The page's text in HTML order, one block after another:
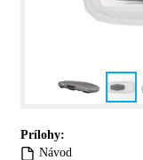
Prílohy:
Návod